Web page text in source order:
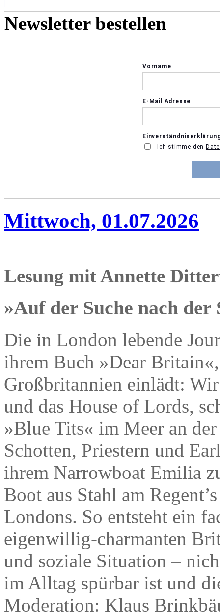
Newsletter bestellen
Mittwoch, 01.07.2026
Lesung mit Annette
»Auf der Suche nach
Die in London lebende
ihrem Buch »Dear
Großbritannien einlädt:
und das House of Lords,
»Blue Tits« im Meer an
Schotten, Priestern und
ihrem Narrowboat Emilia
Boot aus Stahl am
Londons. So entsteht ein
eigenwillig-charmanten
und soziale Situation –
im Alltag spürbar ist und
Moderation: Klaus